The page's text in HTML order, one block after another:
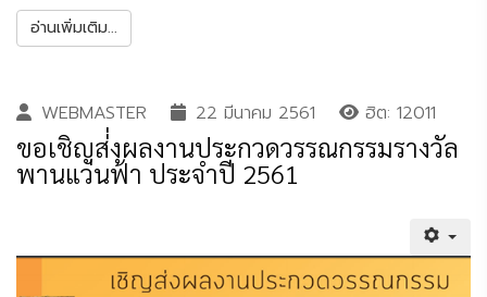
อ่านเพิ่มเติม...
WEBMASTER 22 มีนาคม 2561 ฮิต: 12011
ขอเชิญส่่งผลงานประกวดวรรณกรรมรางวัล
พานแว่นฟ้า ประจำปี 2561